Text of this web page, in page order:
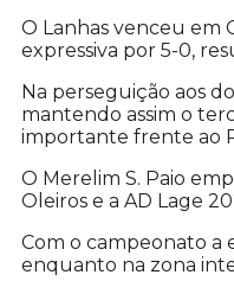
O Lanhas venceu em
expressiva por 5-0,
Na perseguição aos
mantendo assim o
importante frente ao
O Merelim S. Paio
Oleiros e a AD Lage
Com o campeonato a
enquanto na zona